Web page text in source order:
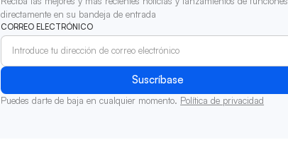
directamente en su bandeja de entrada
CORREO ELECTRÓNICO
Puedes darte de baja en cualquier momento. Política de privacidad